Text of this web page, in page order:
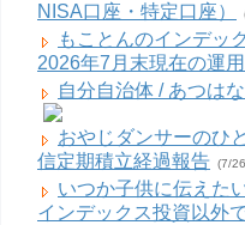
NISA口座・特定口座）
もことんのインデッ
2026年7月末現在の運
自分自治体 / あつは
おやじダンサーのひ
信定期積立経過報告 (7/
いつか子供に伝えた
インデックス投資以外